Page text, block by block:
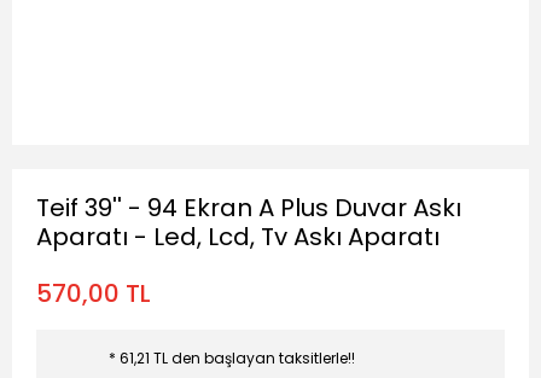
Teif 39'' - 94 Ekran A Plus Duvar Askı
Aparatı - Led, Lcd, Tv Askı Aparatı
570,00 TL
* 61,21 TL den başlayan taksitlerle!!